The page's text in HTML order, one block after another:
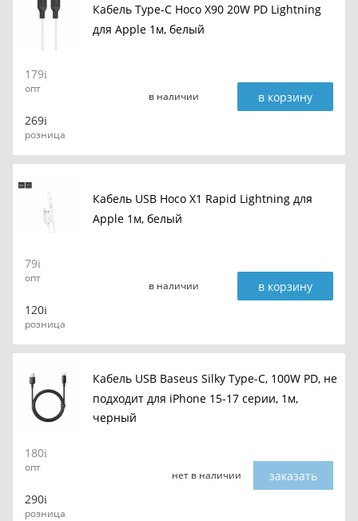
Кабель Type-C Hoco X90 20W PD Lightning
для Apple 1м, белый
179
опт
269
розница
в наличии в корзину
Кабель USB Hoco X1 Rapid Lightning для
Apple 1м, белый
79
опт
120
розница
в наличии в корзину
Кабель USB Baseus Silky Type-C, 100W PD, не
подходит для iPhone 15-17 серии, 1м,
черный
180
опт
290
розница
нет в наличии заказать